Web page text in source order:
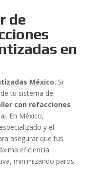
de
en
México. Si
tu sistema de
con refacciones
En México,
y el
asegurar que tus
eficiencia
minimizando paros